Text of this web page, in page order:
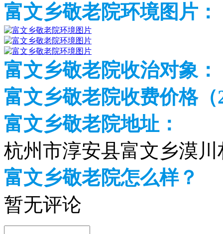
富文乡敬老院环境图片：
富文乡敬老院收治对象：
富文乡敬老院收费价格（
富文乡敬老院地址：
杭州市淳安县富文乡漠川
富文乡敬老院怎么样？
暂无评论